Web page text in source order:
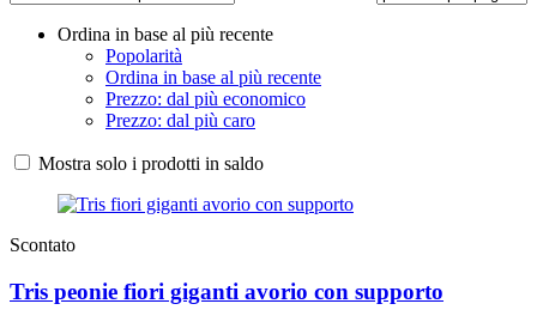
Ordina in base al più recente
Popolarità
Ordina in base al più recente
Prezzo: dal più economico
Prezzo: dal più caro
Mostra solo i prodotti in saldo
Scontato
Tris peonie fiori giganti avorio con supporto